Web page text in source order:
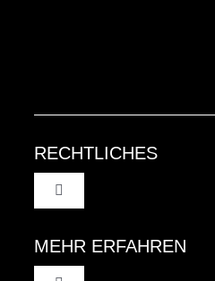
RECHTLICHES
Toggle
Navigation
AGB
MEHR ERFAHREN